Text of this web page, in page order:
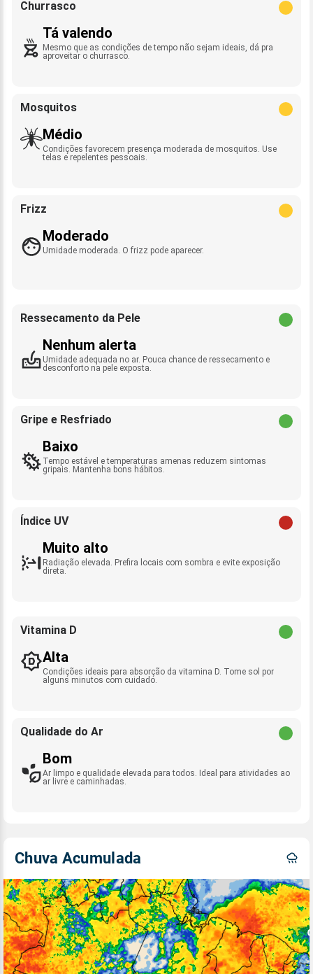
Churrasco
Tá valendo
Mesmo que as condições de tempo não sejam ideais, dá pra
aproveitar o churrasco.
Mosquitos
Médio
Condições favorecem presença moderada de mosquitos. Use
telas e repelentes pessoais.
Frizz
Moderado
Umidade moderada. O frizz pode aparecer.
Ressecamento da Pele
Nenhum alerta
Umidade adequada no ar. Pouca chance de ressecamento e
desconforto na pele exposta.
Gripe e Resfriado
Baixo
Tempo estável e temperaturas amenas reduzem sintomas
gripais. Mantenha bons hábitos.
Índice UV
Muito alto
Radiação elevada. Prefira locais com sombra e evite exposição
direta.
Vitamina D
Alta
Condições ideais para absorção da vitamina D. Tome sol por
alguns minutos com cuidado.
Qualidade do Ar
Bom
Ar limpo e qualidade elevada para todos. Ideal para atividades ao
ar livre e caminhadas.
Chuva Acumulada